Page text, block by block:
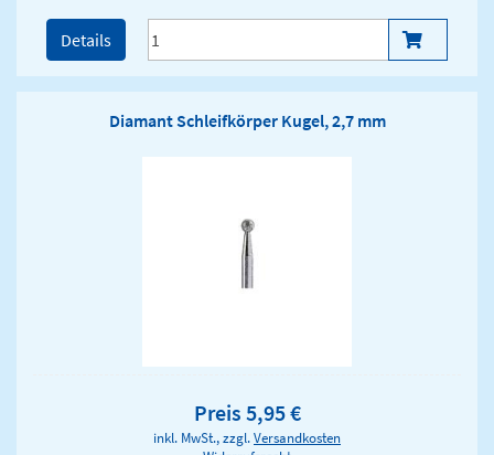
Details
Diamant Schleifkörper Kugel, 2,7 mm
Preis 5,95 €
inkl. MwSt., zzgl.Versandkosten